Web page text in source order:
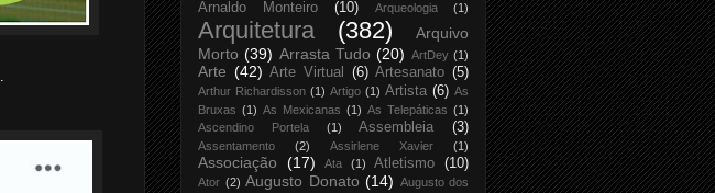
.
Arnaldo Monteiro
(10) Arqueologia (1)
Arquitetura (382)
Arquivo
Morto (39) Arrasta Tudo (20) ArtDey (1)
Arte (42) Arte Virtual (6) Artesanato (5)
Arthur Richardisson (1) Artigo (1) Artista (6) As
Bruxas (1) As Mexicanas (1) As Telepáticas (1)
Ascendino Portela
(1) Assembleia (3)
Assentamento (2) Assirlene Xavier (1)
Associação (17) Ata (1) Atletismo (10)
Ator (2) Augusto Donato (14) Augusto dos